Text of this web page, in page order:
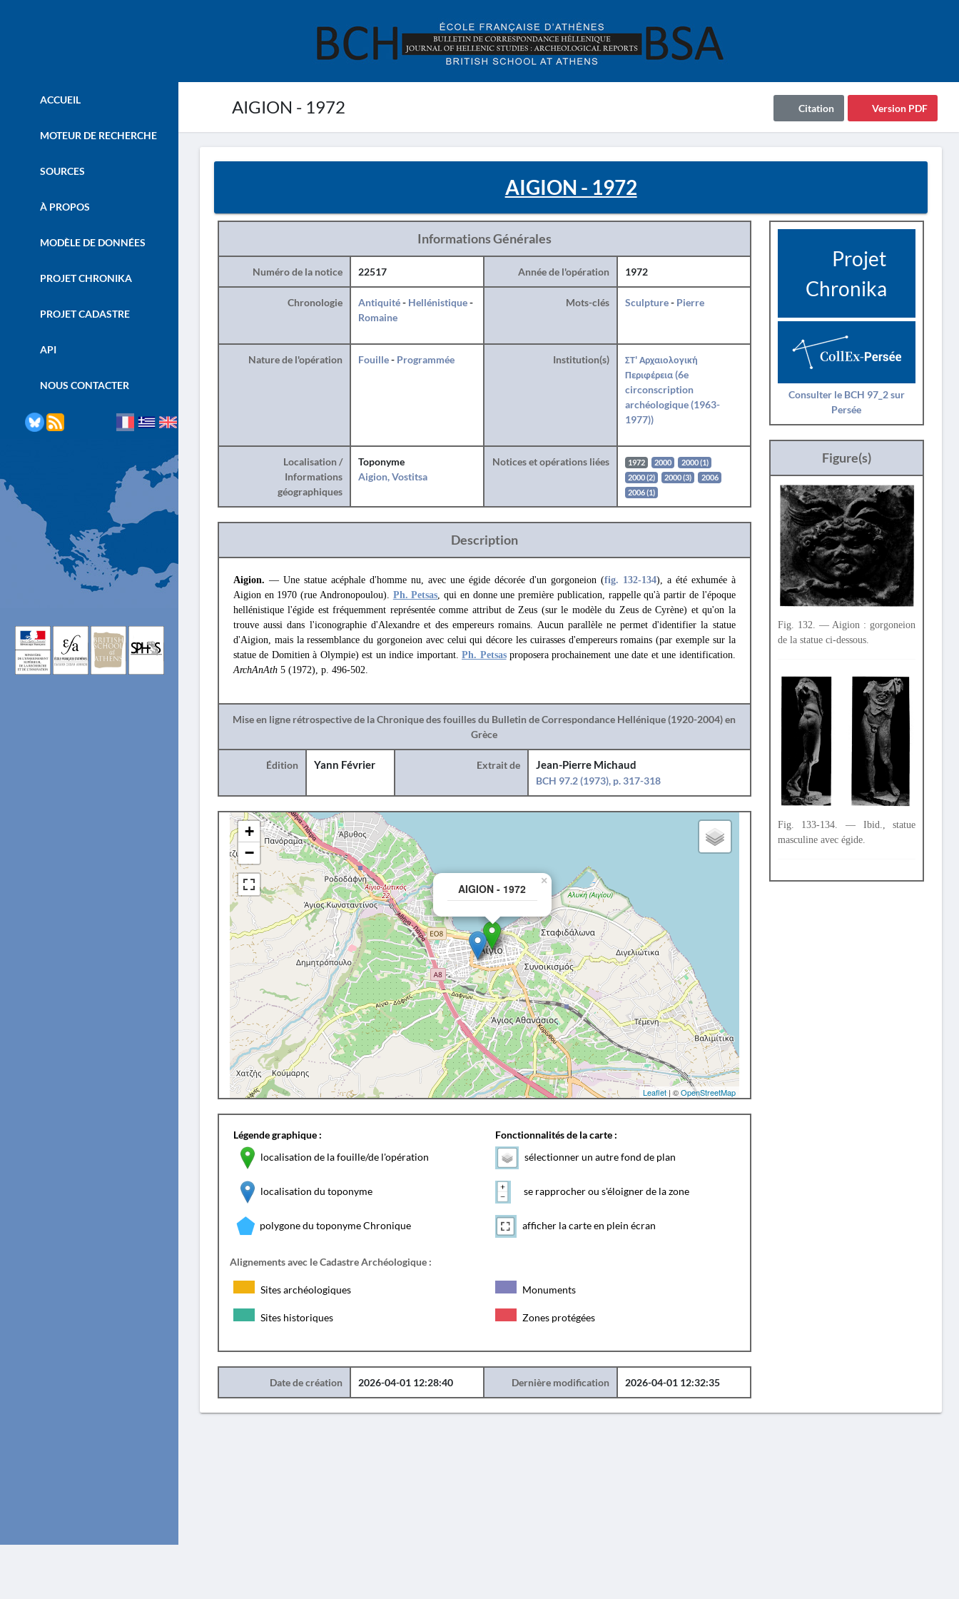
AIGION - 1972 Version PDF
Citation
ACCUEIL
MOTEUR DE RECHERCHE
SOURCES
À PROPOS
MODÈLE DE DONNÉES
PROJET CHRONIKA
PROJET CADASTRE
API
NOUS CONTACTER
AIGION - 1972
Informations Générales
Numéro de la notice 22517 Année de l'opération 1972
Chronologie Antiquité- Hellénistique-
Romaine
Mots-clés Sculpture- Pierre
Nature de l'opération Fouille- Programmée Institution(s)
ΣΤ' Αρχαιολογική
Περιφέρεια (6e
circonscription
archéologique (1963-
1977))
Localisation /
Informations
géographiques
Toponyme
Aigion, Vostitsa
Notices et opérations liées 1972 2000
2000 (1)
2000 (2)
2000 (3)
2006
2006 (1)
Description
Aigion. — Une statue acéphale d'homme nu, avec une égide décorée d'un gorgoneion (fig. 132-134), a été exhumée à
Aigion en 1970 (rue Andronopoulou). Ph. Petsas, qui en donne une première publication, rappelle qu'à partir de l'époque
hellénistique l'égide est fréquemment représentée comme attribut de Zeus (sur le modèle du Zeus de Cyrène) et qu'on la
trouve aussi dans l'iconographie d'Alexandre et des empereurs romains. Aucun parallèle ne permet d'identifier la statue
d'Aigion, mais la ressemblance du gorgoneion avec celui qui décore les cuirasses d'empereurs romains (par exemple sur la
statue de Domitien à Olympie) est un indice important.Ph. Petsasproposera prochainement une date et une identification.
ArchAnAth 5 (1972), p. 496-502.
Mise en ligne rétrospective de la Chronique des fouilles du Bulletin de Correspondance Hellénique (1920-2004) en
Grèce
Édition Yann Février Extrait de
Jean-Pierre Michaud
BCH 97.2 (1973), p. 317-318
AIGION - 1972
×
+
−
Leaflet| ©OpenStreetMap
Légende graphique :
localisation de la fouille/de l'opération
localisation du toponyme
polygone du toponyme Chronique
Fonctionnalités de la carte :
sélectionner un autre fond de plan
se rapprocher ou s'éloigner de la zone
afficher la carte en plein écran
Alignements avec le Cadastre Archéologique :
Sites archéologiques Monuments
Sites historiques Zones protégées
Date de création 2026-04-01 12:28:40 Dernière modification 2026-04-01 12:32:35
Projet
Chronika
Consulter le BCH 97_2 sur
Persée
Figure(s)
Fig. 132. — Aigion : gorgoneion
de la statue ci-dessous.
Fig. 133-134. — Ibid., statue
masculine avec égide.